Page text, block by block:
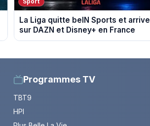
La Liga quitte beIN Sports et arrive
sur DAZN et Disney+ en France
Programmes TV
TBT9
HPI